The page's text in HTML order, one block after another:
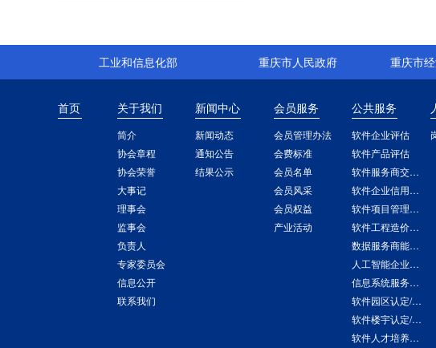
工业和信息化部 重庆市人民政府 重庆市
首页 关于我们
简介
协会章程
协会荣誉
大事记
理事会
监事会
负责人
专家委员会
信息公开
联系我们
新闻中心
新闻动态
通知公告
结果公示
会员服务
会员管理办法
会费标准
会员名单
会员风采
会员权益
产业活动
公共服务
软件企业评估
软件产品评估
软件服务商交付能力评估
软件企业信用评价
软件项目管理能力评估
软件工程造价评估
数据服务商能力评估
人工智能企业能力评估
信息系统服务商交付能力评估
软件园区认定/评价
软件楼宇认定/评价
软件人才培养基地认定/评价